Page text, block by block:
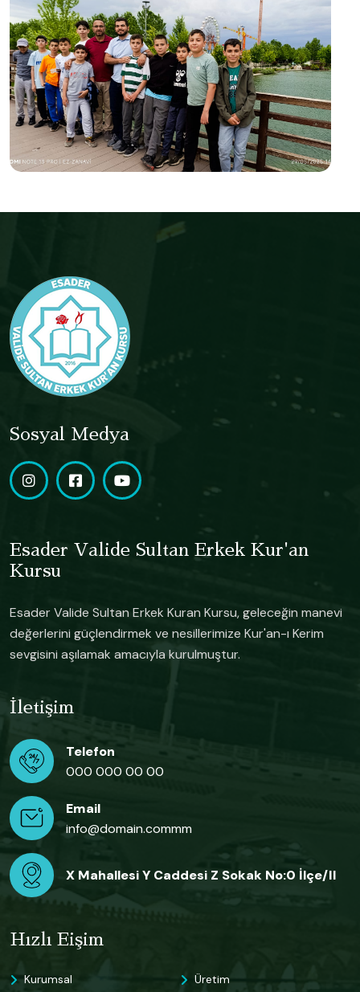
Sosyal Medya
Esader Valide Sultan Erkek Kur'an
Kursu
Esader Valide Sultan Erkek Kuran Kursu, geleceğin manevi
değerlerini güçlendirmek ve nesillerimize Kur'an-ı Kerim
sevgisini aşılamak amacıyla kurulmuştur.
İletişim
Telefon
000 000 00 00
Email
info@domain.commm
X Mahallesi Y Caddesi Z Sokak No:0 İlçe/il
Hızlı Eişim
Kurumsal Üretim